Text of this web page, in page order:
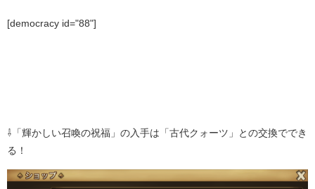
[democracy id="88"]
⇩「輝かしい召喚の祝福」の入手は「古代クォーツ」との交換ででき
る！